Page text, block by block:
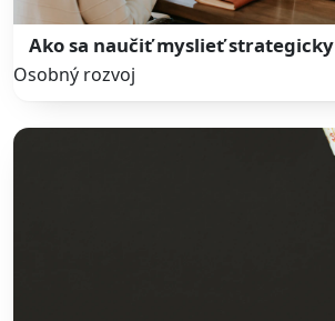
Ako sa naučiť myslieť strategicky
Osobný rozvoj